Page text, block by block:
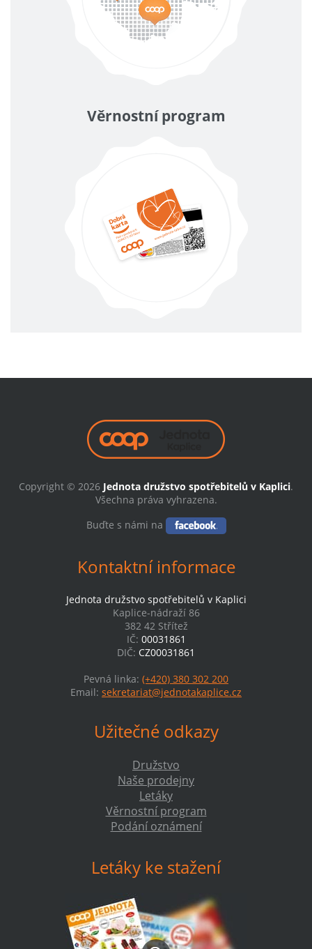
Věrnostní program
Copyright © 2026 Jednota družstvo spotřebitelů v Kaplici.
Všechna práva vyhrazena.
Buďte s námi na
Kontaktní informace
Jednota družstvo spotřebitelů v Kaplici
Kaplice-nádraží 86
382 42 Střítež
IČ: 00031861
DIČ: CZ00031861
Pevná linka: (+420) 380 302 200
Email: sekretariat@jednotakaplice.cz
Užitečné odkazy
Družstvo
Naše prodejny
Letáky
Věrnostní program
Podání oznámení
Letáky ke stažení